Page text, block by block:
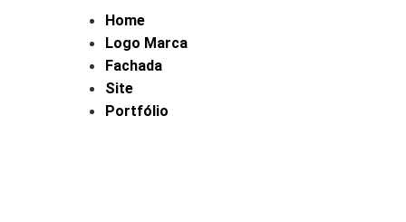
Home
Logo Marca
Fachada
Site
Portfólio